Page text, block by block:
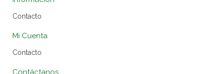
Contacto
Mi Cuenta
Contacto
Contáctanos